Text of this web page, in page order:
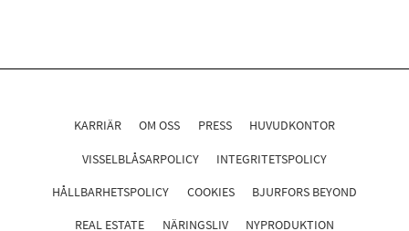
KARRIÄR OM OSS PRESS HUVUDKONTOR
VISSELBLÅSARPOLICY INTEGRITETSPOLICY
HÅLLBARHETSPOLICY COOKIES BJURFORS BEYOND
REAL ESTATE NÄRINGSLIV NYPRODUKTION